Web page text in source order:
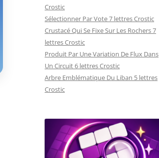
Crostic
Sélectionner Par Vote 7 lettres Crostic
Crustacé Qui Se Fixe Sur Les Rochers 7
lettres Crostic
Produit Par Une Variation De Flux Dans
Un Circuit 6 lettres Crostic
Arbre Emblématique Du Liban 5 lettres
Crostic